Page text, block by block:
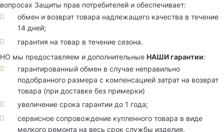
вопросах Защиты прав потребителей и обеспечивает:
обмен и возврат товара надлежащего качества в течение
14 дней;
гарантия на товар в течение сезона.
НО мы предоставляем и дополнительные НАШИ гарантии:
гарантированный обмен в случае неправильно
подобранного размера с компенсацией затрат на возврат
товара (при доставке без примерки)
увеличение срока гарантии до 1 года;
сервисное сопровождение купленного товара в виде
мелкого ремонта на весь срок службы изделия.